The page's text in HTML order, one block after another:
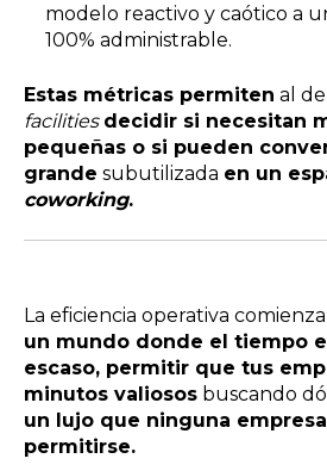
modelo reactivo y caótico a
100% administrable.
Estas métricas permiten al
facilities decidir si necesitan
pequeñas o si pueden
grande subutilizada en un
coworking.
La eficiencia operativa
un mundo donde el tiempo
escaso, permitir que tus
minutos valiosos buscando
un lujo que ninguna
permitirse.